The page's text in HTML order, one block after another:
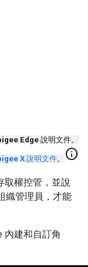
Edge說明文件。
X說明文件。 info
取權控管，並說
織管理員，才能
內建和自訂角